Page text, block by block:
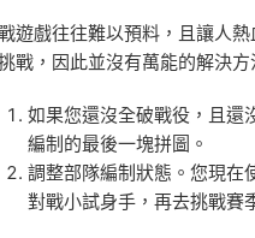
遊戲往往難以預料，且讓人
戰，因此並沒有萬能的解決
如果您還沒全破戰役，且還
編制的最後一塊拼圖。
調整部隊編制狀態。您現在
對戰小試身手，再去挑戰賽